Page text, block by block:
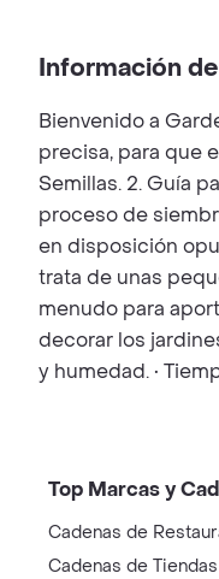
Información
Bienvenido a
precisa, para que
Semillas. 2. Guía
proceso de
en disposición
trata de unas
menudo para
decorar los
y humedad. •
Top Marcas y
Cadenas de
Cadenas de Tiendas